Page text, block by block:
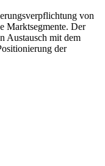
von
Marktsegmente. Der
Austausch mit dem
der